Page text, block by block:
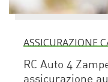
ASSICURAZIONE
RC Auto 4